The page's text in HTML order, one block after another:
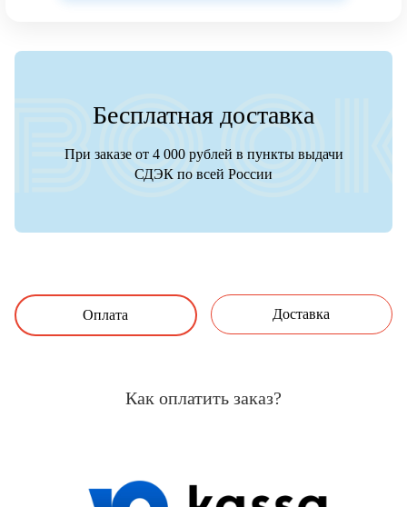
Бесплатная доставка
При заказе от 4 000 рублей в пункты выдачи
СДЭК по всей России
Оплата Доставка
Как оплатить заказ?